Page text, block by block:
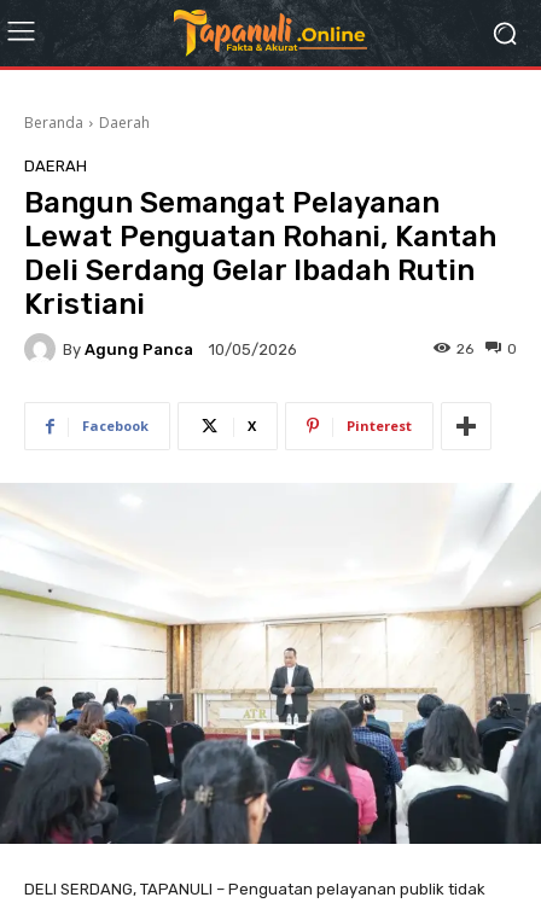
Beranda Daerah
DAERAH
Bangun Semangat Pelayanan
Lewat Penguatan Rohani, Kantah
Deli Serdang Gelar Ibadah Rutin
Kristiani
By Agung Panca 10/05/2026 0
26
Facebook X Pinterest
DELI SERDANG, TAPANULI – Penguatan pelayanan publik tidak